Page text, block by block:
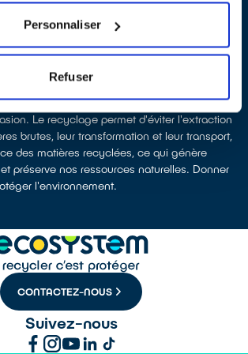
Personnaliser
Refuser
procédions à leur dépollution et leur
les ressources et réduire l’impact
électriques neufs est émettrice de
de ressources naturelles. Le don
de nouveaux produits en alimentant
Le recyclage permet d'éviter l'extraction
brutes, leur transformation et leur transport,
des matières recyclées, ce qui génère
préserve nos ressources naturelles. Donner
l'environnement.
CONTACTEZ-NOUS
Suivez-nous